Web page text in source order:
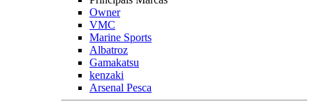
Owner
VMC
Marine Sports
Albatroz
Gamakatsu
kenzaki
Arsenal Pesca